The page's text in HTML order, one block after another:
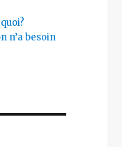
n’a besoin